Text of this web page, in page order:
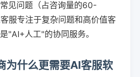
见问题（占咨询量的60-
服专注于复杂问题和高价值客
"AI+人工"的协同服务。
为什么更需要AI客服软